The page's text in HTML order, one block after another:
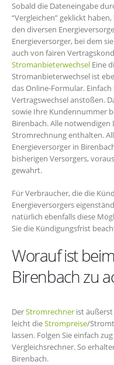
Sobald die Dateneingabe
“Vergleichen” geklickt
den diversen
Energieversorger, bei dem
auch von fairen
Stromanbieterwechsel Eine
Stromanbieterwechsel ist
das Online-Formular.
Vertragswechsel anstoßen.
sowie Ihre Kundennummer
Birenbach. Alle
Stromrechnung enthalten.
Energieversorger in
bisherigen Versorgers,
gewahrt.
Für Verbraucher, die die
Energieversorgers
natürlich ebenfalls diese
Sie die Kündigungsfrist
Worauf ist
Birenbach zu
DerStromrechner ist
leicht dieStrompreise/
lassen. Folgen Sie einfach
Vergleichsrechner. So
Birenbach.